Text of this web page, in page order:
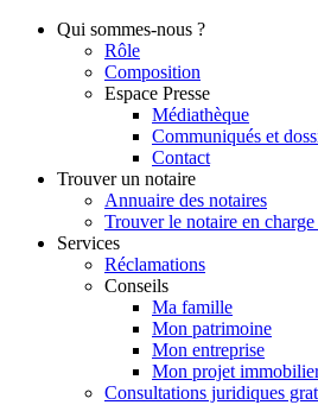
Qui sommes-nous ?
Rôle
Composition
Espace Presse
Médiathèque
Communiqués et
Contact
Trouver un notaire
Annuaire des notaires
Trouver le notaire en charge
Services
Réclamations
Conseils
Ma famille
Mon patrimoine
Mon entreprise
Mon projet
Consultations juridiques